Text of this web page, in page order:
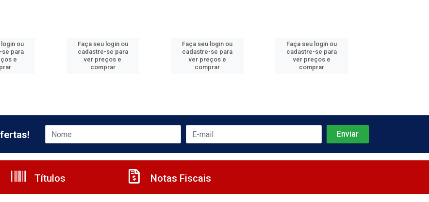
login ou
para
e
Faça seu login ou
cadastre-se para
ver preços e
comprar
Faça seu login ou
cadastre-se para
ver preços e
comprar
Faça seu login ou
cadastre-se para
ver preços e
comprar
Títulos Notas Fiscais